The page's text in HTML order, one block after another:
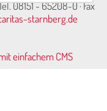
08151 - 65208-0 · Fax
starnberg.de
einfachem CMS